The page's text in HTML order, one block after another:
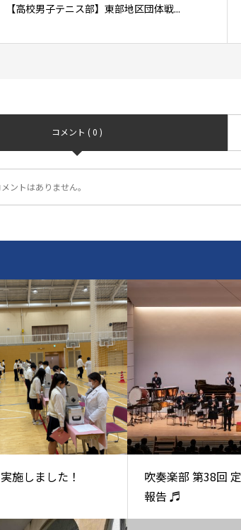
【高校男子テニス部】東部地区団体戦...
コメント ( 0 )
ントはありません。
施しました！
吹奏楽部 第38回
報告 ♬